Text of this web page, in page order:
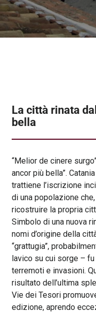
La città rinata
bella
“Melior de cinere
ancor più bella”.
trattiene l’iscrizione
di una popolazione
ricostruire la propria
Simbolo di una nuova
nomi d’origine della
“grattugia”,
lavico su cui sorge –
terremoti e invasioni.
risultato dell’ultima
Vie dei Tesori
edizione, aprendo